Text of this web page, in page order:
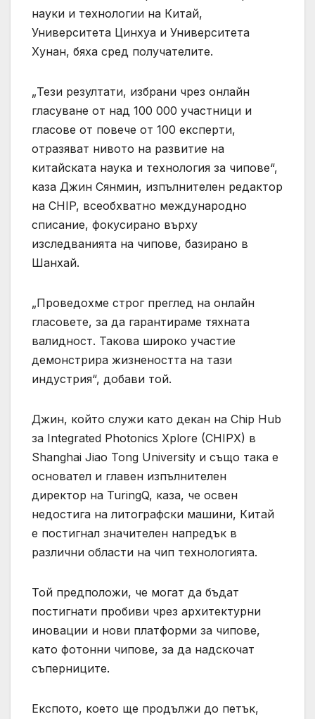
науки и технологии на Китай,
Университета Цинхуа и Университета
Хунан, бяха сред получателите.
„Тези резултати, избрани чрез онлайн
гласуване от над 100 000 участници и
гласове от повече от 100 експерти,
отразяват нивото на развитие на
китайската наука и технология за чипове“,
каза Джин Сянмин, изпълнителен редактор
на CHIP, всеобхватно международно
списание, фокусирано върху
изследванията на чипове, базирано в
Шанхай.
„Проведохме строг преглед на онлайн
гласовете, за да гарантираме тяхната
валидност. Такова широко участие
демонстрира жизнеността на тази
индустрия“, добави той.
Джин, който служи като декан на Chip Hub
за Integrated Photonics Xplore (CHIPX) в
Shanghai Jiao Tong University и също така е
основател и главен изпълнителен
директор на TuringQ, каза, че освен
недостига на литографски машини, Китай
е постигнал значителен напредък в
различни области на чип технологията.
Той предположи, че могат да бъдат
постигнати пробиви чрез архитектурни
иновации и нови платформи за чипове,
като фотонни чипове, за да надскочат
съперниците.
Експото, което ще продължи до петък,